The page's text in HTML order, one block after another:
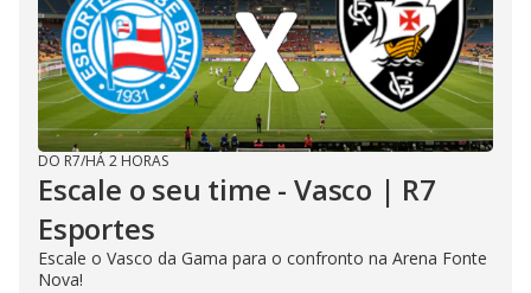
DO R7/HÁ 2 HORAS
Escale o seu time - Vasco | R7
Esportes
Escale o Vasco da Gama para o confronto na Arena Fonte
Nova!